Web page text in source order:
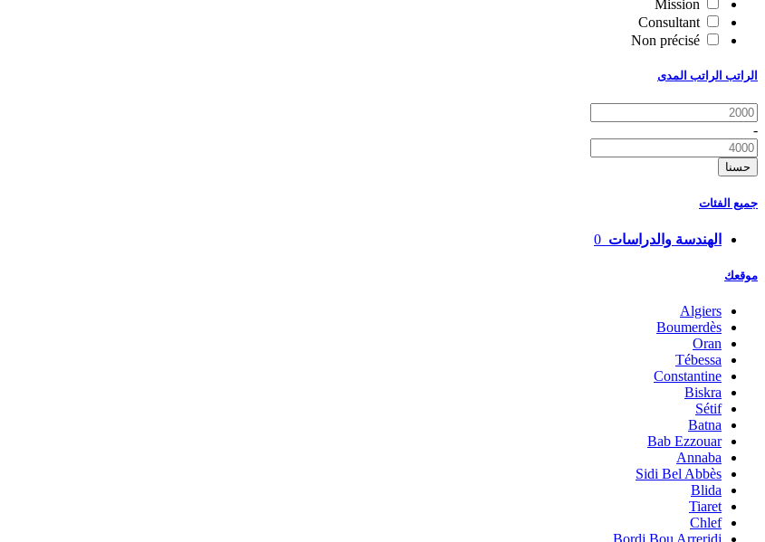
Mission
Consultant
Non précisé
الراتب الراتب المدى
-
حسنا
جميع الفئات
الهندسة والدراسات
موقعك
Algiers
Boumerdès
Oran
Tébessa
Constantine
Biskra
Sétif
Batna
Bab Ezzouar
Annaba
Sidi Bel Abbès
Blida
Tiaret
Chlef
Bordj Bou Arreridj